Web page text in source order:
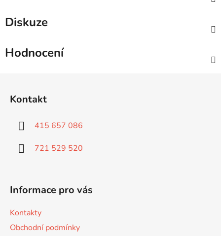
Diskuze
Hodnocení
Kontakt
415 657 086
721 529 520
Informace pro vás
Kontakty
Obchodní podmínky